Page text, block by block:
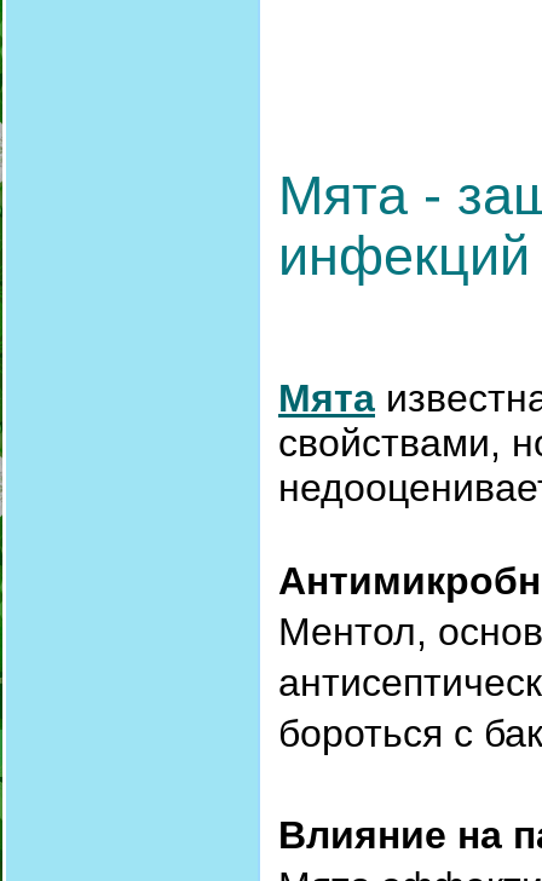
Мята -
инфекций
Мята
свойствами,
Ментол,
бороться с
Влияние на